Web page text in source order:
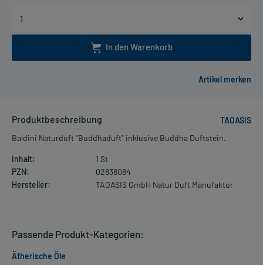
In den Warenkorb
Produktbeschreibung
TAOASIS
Baldini Naturduft "Buddhaduft" inklusive Buddha Duftstein.
Inhalt:
1 St
PZN:
02838084
Hersteller:
TAOASIS GmbH Natur Duft Manufaktur
Passende Produkt-Kategorien:
Ätherische Öle